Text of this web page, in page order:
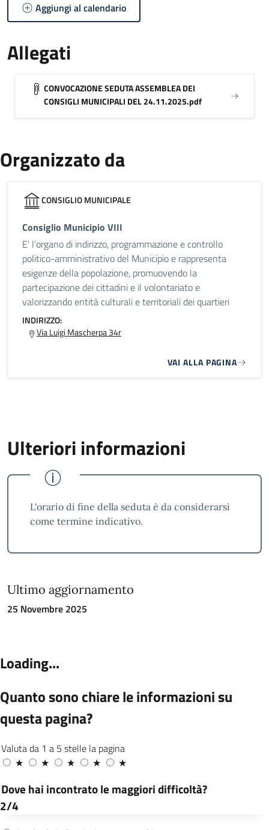
Aggiungi al calendario
Allegati
CONVOCAZIONE SEDUTA ASSEMBLEA DEI
CONSIGLI MUNICIPALI DEL 24.11.2025.pdf
Organizzato da
CONSIGLIO MUNICIPALE
Consiglio Municipio VIII
E' l’organo di indirizzo, programmazione e controllo
politico-amministrativo del Municipio e rappresenta
esigenze della popolazione, promuovendo la
partecipazione dei cittadini e il volontariato e
valorizzando entità culturali e territoriali dei quartieri
INDIRIZZO:
Via Luigi Mascherpa 34r
VAI ALLA PAGINA
Ulteriori informazioni
L'orario di fine della seduta è da considerarsi
come termine indicativo.
Ultimo aggiornamento
25 Novembre 2025